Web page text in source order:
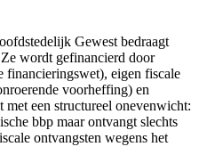
Gewest bedraagt
wordt gefinancierd door
financieringswet), eigen fiscale
voorheffing) en
met een structureel onevenwicht:
bbp maar ontvangt slechts
ontvangsten wegens het